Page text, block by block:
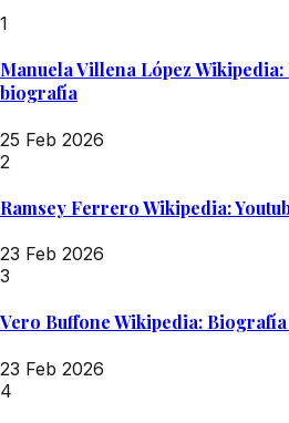
1
Manuela Villena López
biografía
25 Feb 2026
2
Ramsey Ferrero Wikipedia:
23 Feb 2026
3
Vero Buffone Wikipedia:
23 Feb 2026
4